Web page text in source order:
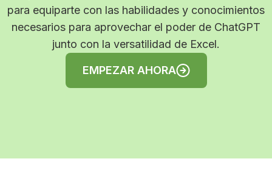
para equiparte con las habilidades y conocimientos
necesarios para aprovechar el poder de ChatGPT
junto con la versatilidad de Excel.
EMPEZAR AHORA